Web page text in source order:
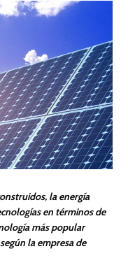
DE
la energía
en términos de
más popular
la empresa de